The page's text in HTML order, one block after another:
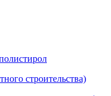
строительства)